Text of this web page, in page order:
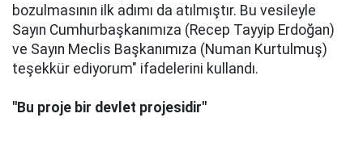
bozulmasının ilk adımı da atılmıştır. Bu vesileyle
Sayın Cumhurbaşkanımıza (Recep Tayyip Erdoğan)
ve Sayın Meclis Başkanımıza (Numan Kurtulmuş)
teşekkür ediyorum" ifadelerini kullandı.
"Bu proje bir devlet projesidir"